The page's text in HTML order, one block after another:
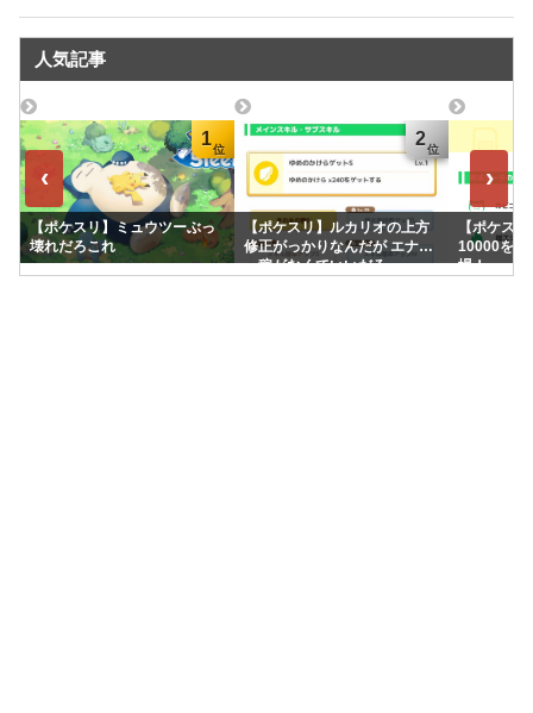
人気記事
‹
1
【ポケスリ】ミュウツーぶっ
壊れだろこれ
2
【ポケスリ】ルカリオの上方
修正がっかりなんだが エナジ
ー稼がなくていいだろ
【ポケス
10000を超
場！
›